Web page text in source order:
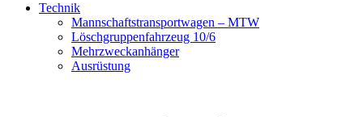
Technik
Mannschaftstransportwagen – MTW
Löschgruppenfahrzeug 10/6
Mehrzweckanhänger
Ausrüstung